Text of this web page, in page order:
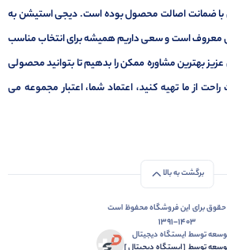
با ضمانت اصالت محصول بوده است. دیجی استیشن به
معروف است و سعی داریم همیشه برای انتخاب مناسب
بهترین مشاوره ممکن را بدهیم تا بتوانید محصولی
از ما تهیه کنید، اعتماد شما، اعتبار مجموعه می
برگشت به بالا
حقوق برای این فروشگاه محفوظ است
1391-1403
توسط ایستگاه دیجیتال